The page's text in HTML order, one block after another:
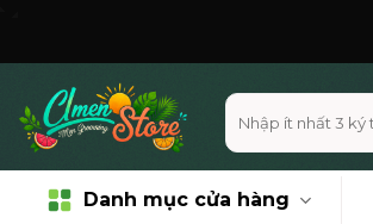
Tìm
kiếm:
Danh mục cửa hàng